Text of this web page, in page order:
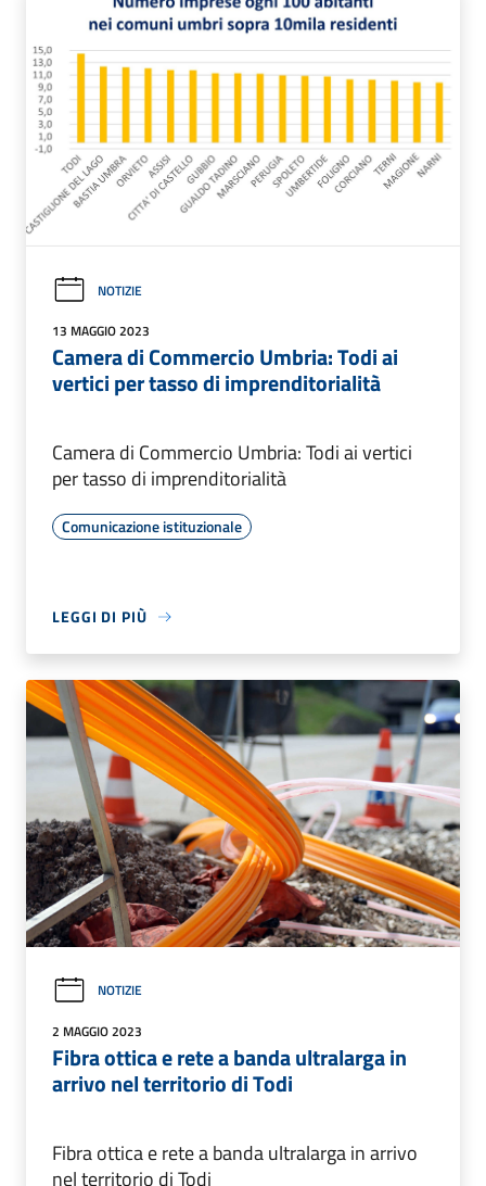
NOTIZIE
13 MAGGIO 2023
Camera di Commercio Umbria: Todi ai
vertici per tasso di imprenditorialità
Camera di Commercio Umbria: Todi ai vertici
per tasso di imprenditorialità
Comunicazione istituzionale
LEGGI DI PIÙ
NOTIZIE
2 MAGGIO 2023
Fibra ottica e rete a banda ultralarga in
arrivo nel territorio di Todi
Fibra ottica e rete a banda ultralarga in arrivo
nel territorio di Todi